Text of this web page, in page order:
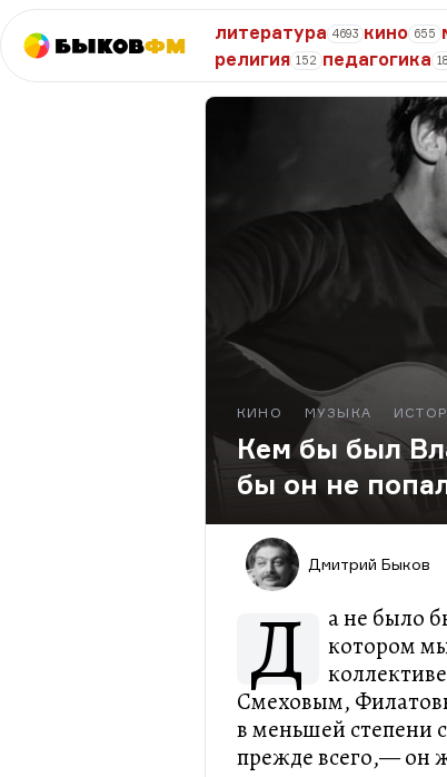
БыковФМ
литература 4693 кино 655
религия 152 педагогика
КИНО МУЗЫКА
Кем бы был
бы он не
Дмитрий Быков
Д
а не было
котором
Смеховым,
в меньшей степени
прежде всего,— он